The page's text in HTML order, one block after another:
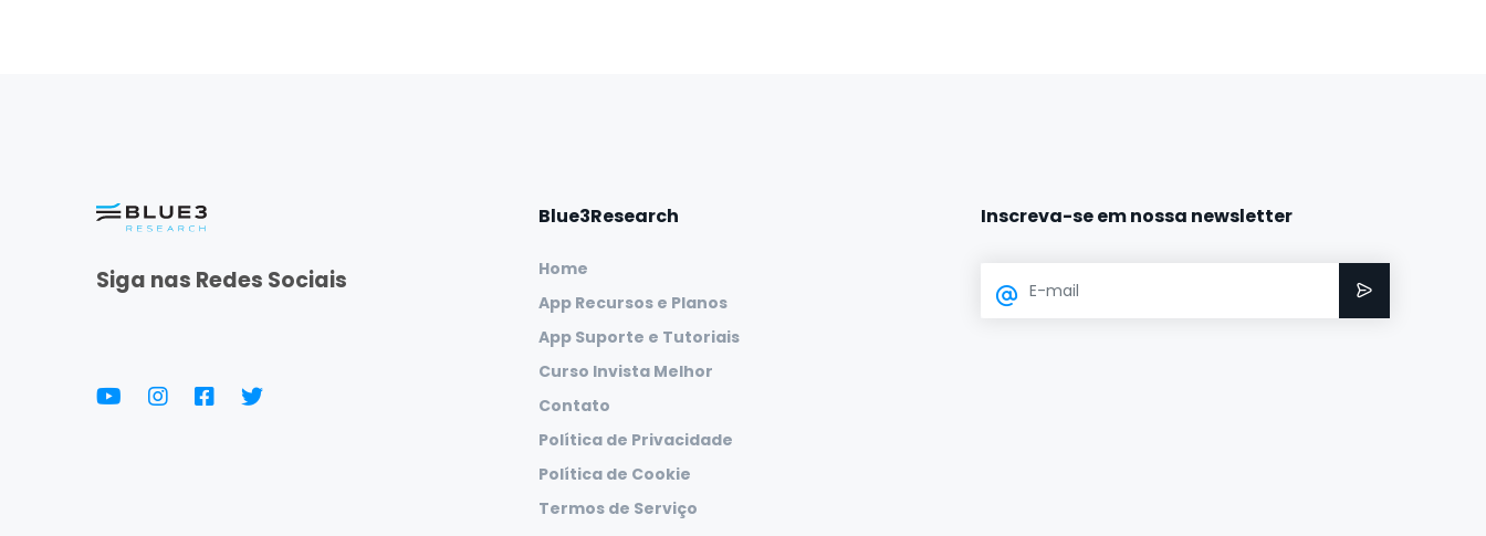
Siga nas Redes Sociais
Blue3Research
Home
App Recursos e Planos
App Suporte e Tutoriais
Curso Invista Melhor
Contato
Política de Privacidade
Política de Cookie
Termos de Serviço
Inscreva-se em nossa newsletter